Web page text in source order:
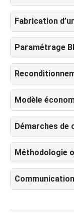
Fabrication
Paramétrage
Modèle
Démarches de
Méthodologie